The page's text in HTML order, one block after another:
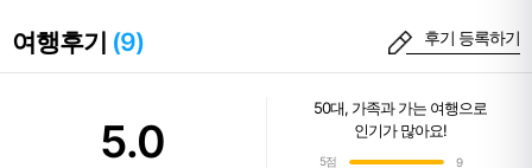
여행후기 (9) 후기 등록하기
5.0
50대, 가족과 가는 여행으로
인기가 많아요!
5점
9